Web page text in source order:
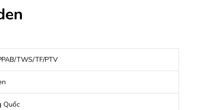
TWS/TF/PTV
Quốc